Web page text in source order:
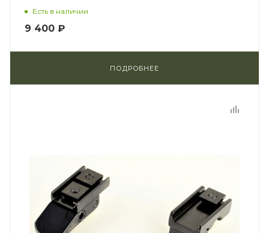
Есть в наличии
9 400 ₽
ПОДРОБНЕЕ